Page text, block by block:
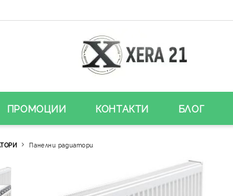
ПРОМОЦИИ КОНТАКТИ БЛОГ
Панелни радиатори